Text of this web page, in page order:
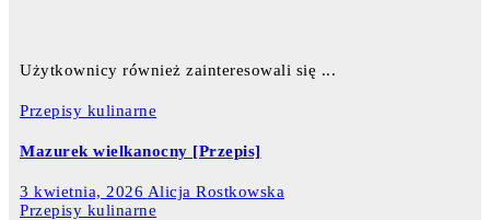
Użytkownicy również zainteresowali się ...
Przepisy kulinarne
Mazurek wielkanocny [Przepis]
3 kwietnia, 2026 Alicja Rostkowska
Przepisy kulinarne